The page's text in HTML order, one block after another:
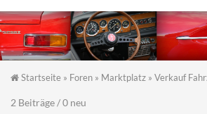
Sie sind hier
Startseite » Foren » Marktplatz » Verkauf
2 Beiträge / 0 neu